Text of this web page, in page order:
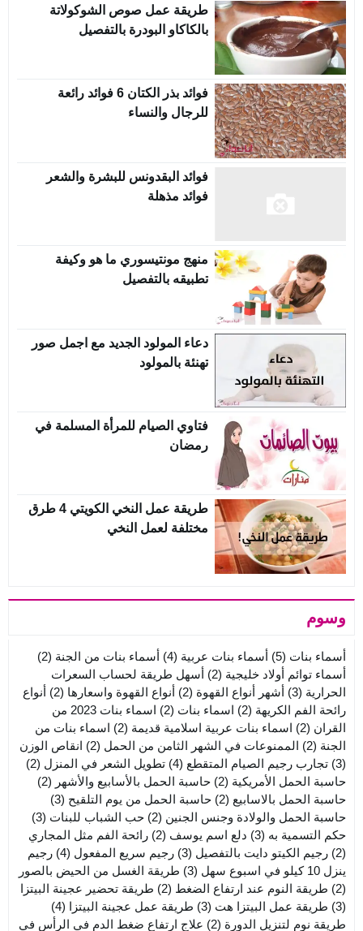
طريقة عمل صوص الشوكولاتة
بالكاكاو البودرة بالتفصيل
فوائد بذر الكتان 6 فوائد رائعة
للرجال والنساء
فوائد البقدونس للبشرة والشعر
فوائد مذهلة
منهج مونتيسوري ما هو وكيفة
تطبيقه بالتفصيل
دعاء المولود الجديد مع اجمل صور
تهنئة بالمولود
فتاوي الصيام للمرأة المسلمة في
رمضان
طريقة عمل النخي الكويتي 4 طرق
مختلفة لعمل النخي
وسوم
أسماء بنات (5) أسماء بنات عربية (4) أسماء بنات من الجنة (2)
أسماء توائم أولاد خليجية (2)
أسهل طريقة لحساب السعرات
الحرارية (3) أشهر أنواع القهوة (2) أنواع القهوة واسعارها (2)
أنواع
رائحة الفم الكريهة (2) اسماء بنات (2)
اسماء بنات 2023 من
القران (2) اسماء بنات عربية اسلامية قديمة (2)
اسماء بنات من
الجنة (2) الممنوعات في الشهر الثامن من الحمل (2)
انقاص الوزن
(3)
تجارب رجيم الصيام المتقطع (4) تطويل الشعر في المنزل (2)
حاسبة الحمل الأمريكية (2) حاسبة الحمل بالأسابيع والأشهر (2)
حاسبة الحمل بالاسابيع (2) حاسبة الحمل من يوم التلقيح (3)
حاسبة الحمل والولادة وجنس الجنين (2) حب الشباب للبنات (3)
حكم التسمية به (3) دلع اسم يوسف (2)
رائحة الفم مثل المجاري
(2)
رجيم الكيتو دايت بالتفصيل (3) رجيم سريع المفعول (4)
رجيم
ينزل 10 كيلو في اسبوع سهل
(3)
طريقة الغسل من الحيض بالصور
(2)
طريقة النوم عند ارتفاع الضغط (2)
طريقة تحضير عجينة البيتزا
(3)
طريقة عمل البيتزا هت (3) طريقة عمل عجينة البيتزا (4)
طريقة نوم لتنزيل الدورة (2) علاج ارتفاع ضغط الدم في الرأس في